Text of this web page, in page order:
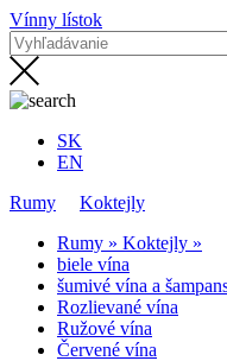
Vínny lístok
SK
EN
Rumy
Koktejly
Rumy » Koktejly »
biele vína
šumivé vína a
Rozlievané vína
Ružové vína
Červené vína